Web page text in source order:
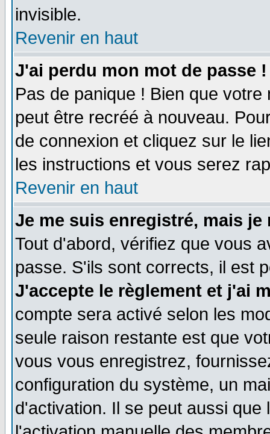
invisible.
Revenir en haut
J'ai perdu mon mot de passe !
Pas de panique ! Bien que
peut être recréé à nouveau.
de connexion et cliquez sur le
les instructions et vous serez
Revenir en haut
Je me suis enregistré, mais
Tout d'abord, vérifiez que vous
passe. S'ils sont corrects, il est
J'accepte le règlement et j'ai
compte sera activé selon les
seule raison restante est que
vous vous enregistrez,
configuration du système, un
d'activation. Il se peut aussi